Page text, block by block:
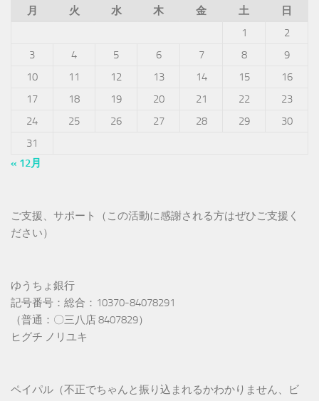
月
火 水 木 金 土
日
1
2
3
4 5 6 7 8
9
10
11 12 13 14 15
16
17
18 19 20 21 22
23
24
25 26 27 28 29
30
31
« 12月
ご支援、サポート（この活動に感謝される方はぜひご支援く
ださい）
ゆうちょ銀行
記号番号：総合：10370-84078291
（普通：〇三八店 8407829）
ヒグチ ノリユキ
ペイパル（不正でちゃんと振り込まれるかわかりません、ビ